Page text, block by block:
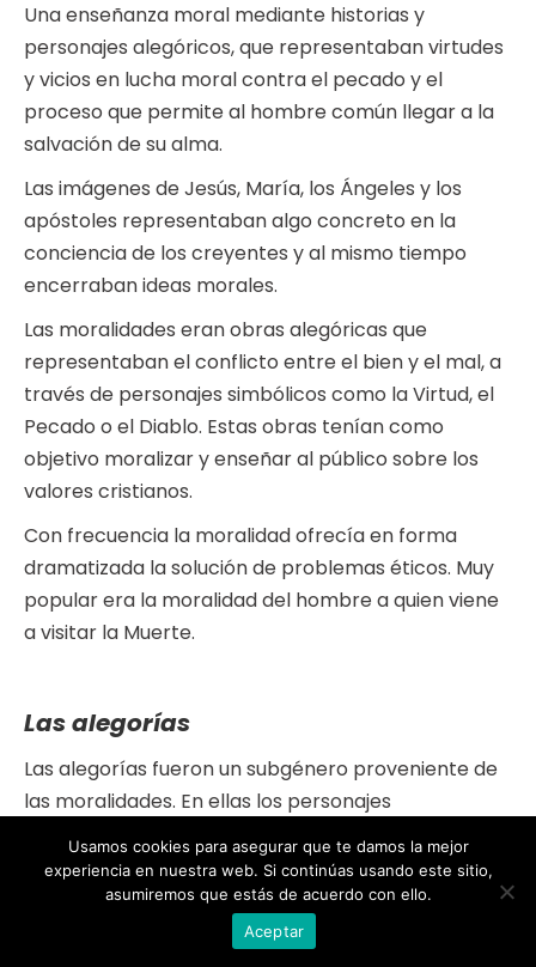
Una enseñanza moral mediante historias y
personajes alegóricos, que representaban virtudes
y vicios en lucha moral contra el pecado y el
proceso que permite al hombre común llegar a la
salvación de su alma.
Las imágenes de Jesús, María, los Ángeles y los
apóstoles representaban algo concreto en la
conciencia de los creyentes y al mismo tiempo
encerraban ideas morales.
Las moralidades eran obras alegóricas que
representaban el conflicto entre el bien y el mal, a
través de personajes simbólicos como la Virtud, el
Pecado o el Diablo. Estas obras tenían como
objetivo moralizar y enseñar al público sobre los
valores cristianos.
Con frecuencia la moralidad ofrecía en forma
dramatizada la solución de problemas éticos. Muy
popular era la moralidad del hombre a quien viene
a visitar la Muerte.
Las alegorías
Las alegorías fueron un subgénero proveniente de
las moralidades. En ellas los personajes
representaban cualidades abstractas como por
ejemplo los siete pecados capitales. Este género se
desarrollará a lo largo de los siguientes siglos.
Usamos cookies para asegurar que te damos la mejor
experiencia en nuestra web. Si continúas usando este sitio,
asumiremos que estás de acuerdo con ello.
Aceptar